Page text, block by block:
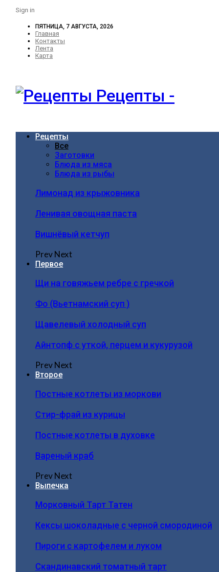
Sign in
ПЯТНИЦА, 7 АВГУСТА, 2026
Главная
Контакты
Лента
Карта
Рецепты -
Рецепты
Все
Заготовки
Блюда из мяса
Блюда из рыбы
Лимонад из крыжовника
Ленивая овощная паста
Вишнёвый кетчуп
PrevNext
Первое
Щи на говяжьем ребре с гречкой
Фо (Вьетнамский суп )
Щавелевый холодный суп
Айнтопф с уткой, перцем и кукурузой
PrevNext
Второе
Постные котлеты из моркови
Стир-фрай из курицы
Постные котлеты в духовке
Вареный краб
PrevNext
Выпечка
Морковный Тарт Татен
Кексы шоколадные с черной смородиной
Пироги c картофелем и луком
Скандинавский томатный тарт